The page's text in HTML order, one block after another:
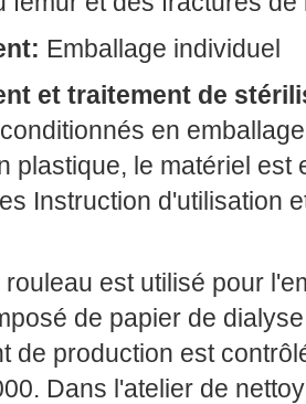
Emballage individuel
et traitement de
en
plastique, le matériel
Instruction d'utilisation
est utilisé pour
de papier de
de production est
Dans l'atelier de